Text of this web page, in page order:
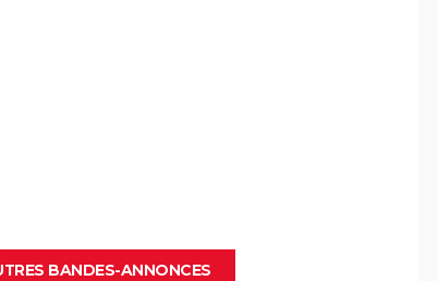
BANDES-ANNONCES